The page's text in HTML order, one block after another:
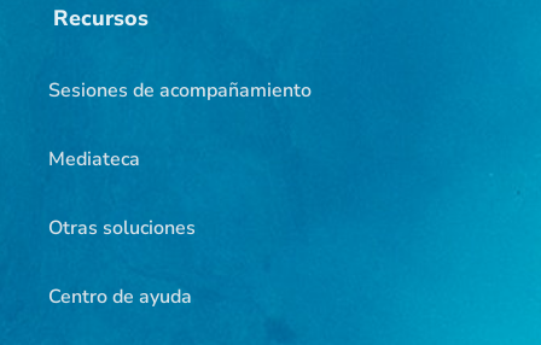
Recursos
Sesiones de acompañamiento
Mediateca
Otras soluciones
Centro de ayuda